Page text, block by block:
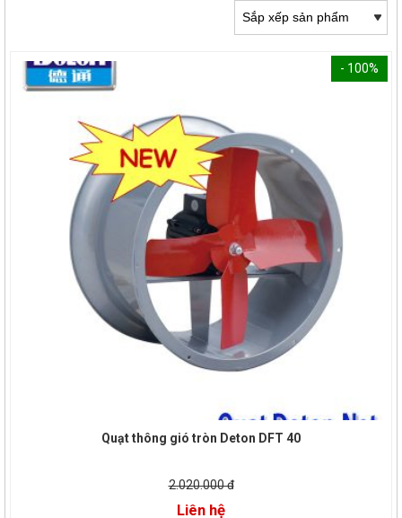
- 100%
Quạt thông gió tròn Deton DFT 40
2.020.000 đ
Liên hệ